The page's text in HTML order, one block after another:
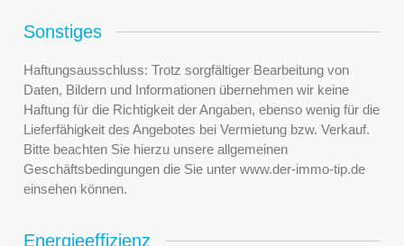
Sonstiges
Haftungsausschluss: Trotz sorgfältiger Bearbeitung von
Daten, Bildern und Informationen übernehmen wir keine
Haftung für die Richtigkeit der Angaben, ebenso wenig für die
Lieferfähigkeit des Angebotes bei Vermietung bzw. Verkauf.
Bitte beachten Sie hierzu unsere allgemeinen
Geschäftsbedingungen die Sie unter www.der-immo-tip.de
einsehen können.
Energieeffizienz